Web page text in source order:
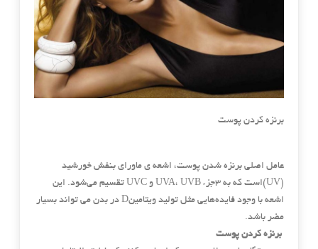
برنزه کردن پوست
عامل اصلی برنزه شدن پوست، اشعه ی ماورای بنفش خورشید
(UV)است که به ۳جزء UVA، UVB و UVC تقسیم می‌شود. این
اشعه با وجود فایده‌هایی مثل تولید ویتامینD در بدن می ‌تواند بسیار
مضر باشد.
برنزه کردن پوست